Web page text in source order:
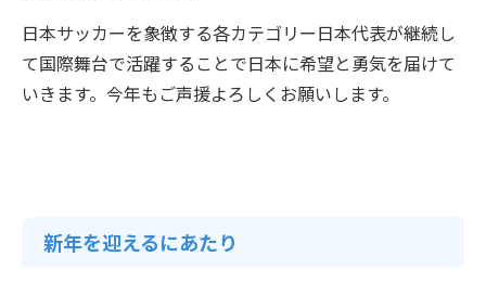
日本サッカーを象徴する各カテゴリー日本代表が継続し
て国際舞台で活躍することで日本に希望と勇気を届けて
いきます。今年もご声援よろしくお願いします。
新年を迎えるにあたり